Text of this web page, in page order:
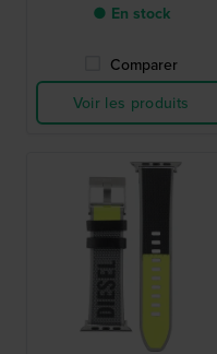
● En stock
Comparer
Voir les produits